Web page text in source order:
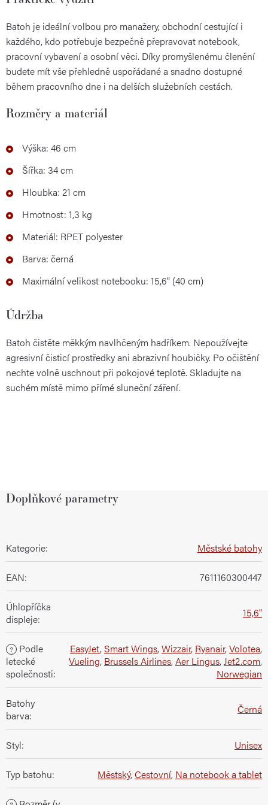
Batoh je ideální volbou pro manažery, obchodní cestující i
každého, kdo potřebuje bezpečně přepravovat notebook,
pracovní vybavení a osobní věci. Díky promyšlenému členění
budete mít vše přehledně uspořádané a snadno dostupné
během pracovního dne i na delších služebních cestách.
Rozměry a materiál
Výška: 46 cm
Šířka: 34 cm
Hloubka: 21 cm
Hmotnost: 1,3 kg
Materiál: RPET polyester
Barva: černá
Maximální velikost notebooku: 15,6" (40 cm)
Údržba
Batoh čistěte měkkým navlhčeným hadříkem. Nepoužívejte
agresivní čisticí prostředky ani abrazivní houbičky. Po očištění
nechte volně uschnout při pokojové teplotě. Skladujte na
suchém místě mimo přímé sluneční záření.
Doplňkové parametry
Kategorie: Městské batohy
EAN: 7611160300447
Úhlopříčka
displeje: 15,6"
?
Podle
letecké
společnosti:
EasyJet, Smart Wings,Wizzair, Ryanair,Volotea,
Vueling, Brussels Airlines,Aer Lingus,Jet2.com,
Norwegian
Batohy
barva: Černá
Styl: Unisex
Typ batohu: Městský,Cestovní, Na notebook a tablet